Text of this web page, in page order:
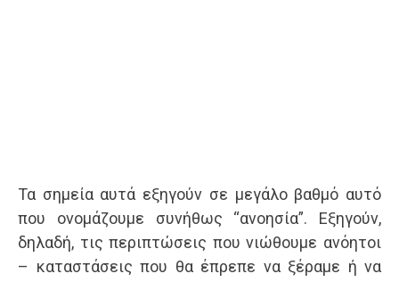
Τα σημεία αυτά εξηγούν σε μεγάλο βαθμό αυτό
που ονομάζουμε συνήθως “ανοησία”. Εξηγούν,
δηλαδή, τις περιπτώσεις που νιώθουμε ανόητοι
– καταστάσεις που θα έπρεπε να ξέραμε ή να